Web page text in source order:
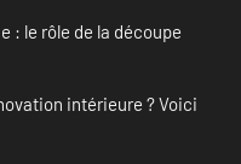
: le rôle de la découpe
intérieure ? Voici